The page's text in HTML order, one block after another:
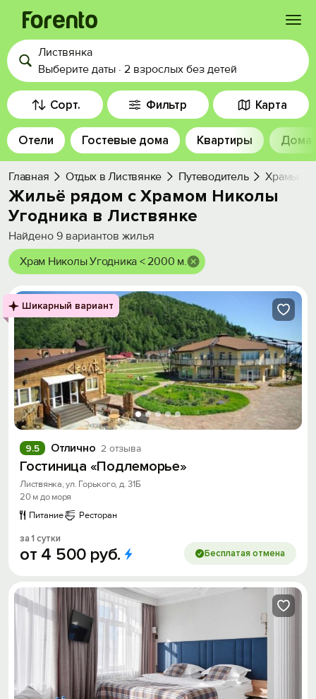
Войти
Избранное
История просмотра
Добавить свой объект
Листвянка
Выберите даты · 2 взрослых без детей
Сорт. Фильтр Карта
Отели Гостевые дома Квартиры Дома
Главная Отдых в Листвянке Путеводитель Храмы
Жильё рядом с Храмом Николы
Угодника в Листвянке
Найдено 9 вариантов жилья
Храм Николы Угодника < 2000 м.
Шикарный вариант
Отлично 2 отзыва
9.5
Гостиница «Подлеморье»
Листвянка, ул. Горького, д. 31Б
20 м до моря
Питание
Ресторан
за 1 сутки
от 4 500 руб. Бесплатая отмена